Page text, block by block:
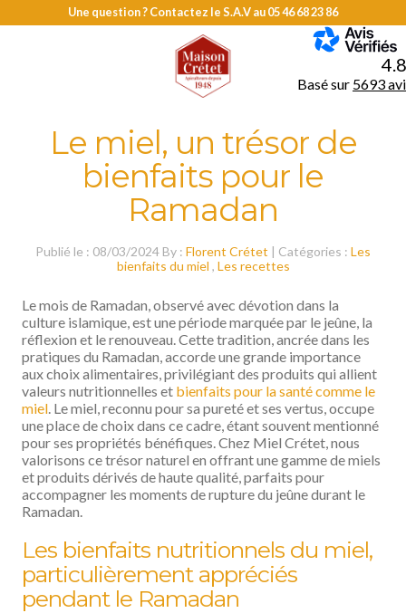
MENU
Une question ? Contactez le S.A.V au05 46 68 23 86
4.8
Basé sur 5693
Le miel, un trésor de
bienfaits pour le
Ramadan
Publié le : 08/03/2024 By : Florent Crétet | Catégories : Les
bienfaits du miel , Les recettes
Le mois de Ramadan, observé avec dévotion dans la
culture islamique, est une période marquée par le jeûne, la
réflexion et le renouveau. Cette tradition, ancrée dans les
pratiques du Ramadan, accorde une grande importance
aux choix alimentaires, privilégiant des produits qui allient
valeurs nutritionnelles et bienfaits pour la santé comme le
miel. Le miel, reconnu pour sa pureté et ses vertus, occupe
une place de choix dans ce cadre, étant souvent mentionné
pour ses propriétés bénéfiques. Chez Miel Crétet, nous
valorisons ce trésor naturel en offrant une gamme de miels
et produits dérivés de haute qualité, parfaits pour
accompagner les moments de rupture du jeûne durant le
Ramadan.
Les bienfaits nutritionnels du miel,
particulièrement appréciés
pendant le Ramadan